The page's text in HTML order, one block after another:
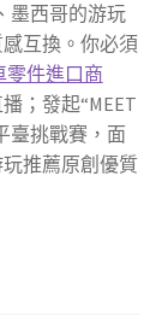
墨西哥的游玩
互換。你必須
零件進口商
；發起“MEET
臺挑戰賽，面
推薦原創優質